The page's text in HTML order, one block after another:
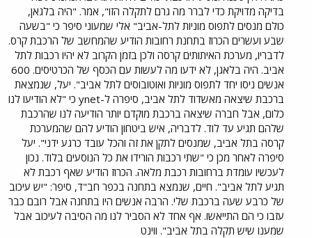
בדיקה מדויקת כדי לברר מה גרם לתקלה הזו", אמר. "היה בלגאן,
כולם מנסים לתפוס מוניות לתל-אביב" אלי שמעוני סיפר כי "בשעה
שבע ועשרים הכרוז בתחנת רחובות הודיע שהמחשב של הרכבת קרס.
לדבריו, מערכת האיתותים קרסה ולכן בזמן הקרוב לא יהיו רכבות לתל
אביב. היה בלאגן, לא ידעו מה לעשות עם הכסף של הכרטיסים. 600
אנשים ניסו יחד לתפוס מוניות ואוטובוסים לתל אביב". יעל, שנמצאת
ברכבת שיצאה מאשדוד לתל אביב, סיפרה ל-ynet כי "לא הודיעו לנו
כלום, אבל חברה שיצאה ברכבת מוקדם יותר הודיעה לנו שהרכבת
שלהם תגיע עד לוד. לדבריה, איש ביטחון הודיע להם שהמערכת
קרסה בתל אביב, שמנסים לתקן את זה והכל עובד כרגע ידני". יעל
סיפרה לאחר מכן כי "שתי רכבות הורידו את כל הנוסעים בלוד. נכון
לעכשיו עומדת ברחובות רכבת מלאה. הכרוז הודיע שאף רכבת לא
תגיע לתל אביב". חיים, שנמצא בתחנה בכפר חב"ד, סיפר: "יש עיכוב
של כרבע שעה ברכבת שלי. הרבה אנשים היו בתחנה אבל רובם כבר
עזבו כי הם התייאשו. אף אחד לא הסביר לנו מה הסיבה לעיכוב אבל
שמענו שיש תקלה בתל אביב". ווינט